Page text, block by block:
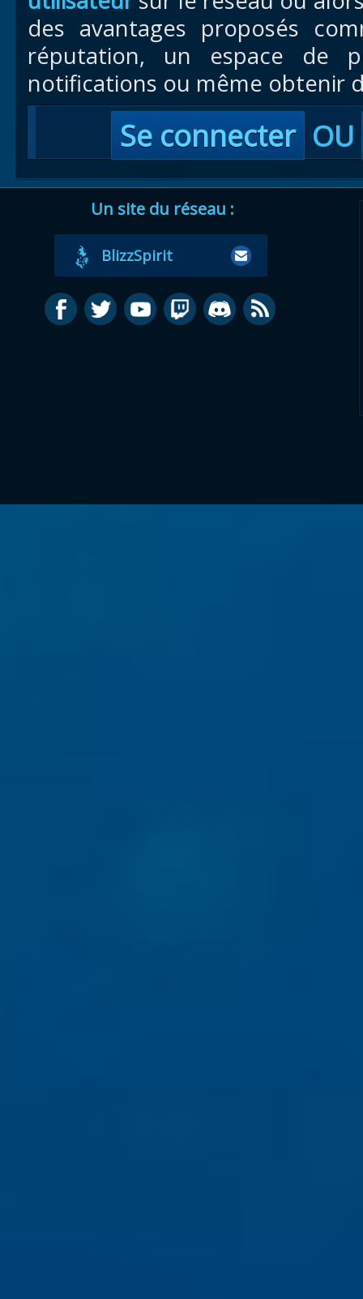
des avantages proposés
réputation, un espace de
notifications ou même obtenir
Se connecter OU
Un site du réseau :
BlizzSpirit